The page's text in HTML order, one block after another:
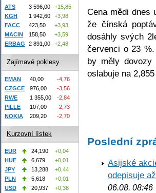
Cena mědi dnes
že čínská
dosáhly svých
červenci o 23
by měly
oslabuje na
Poslední
Asijské
odepisuje
06.08. 08:46
ATS 3 596,00
+15,85
KGH
1 942,60
+3,98
FACC
423,50
+3,93
MACIN
158,50
+3,59
ERBAG
2 891,00 +2,48
Zajímavé poklesy
EMAN 40,00
-4,76
CZGCE
976,00
-3,56
RWE
1 355,00
-2,84
PILLE
107,00
-2,73
NOKIA
209,20 -2,70
Kurzovní lístek
EUR 24,190
+0,04
HUF
6,679
+0,01
JPY
13,288
+0,44
PLN
5,618
+0,01
USD
20,937 +0,38